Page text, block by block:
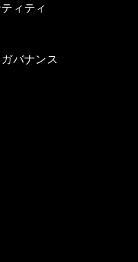
ィティ
バナンス